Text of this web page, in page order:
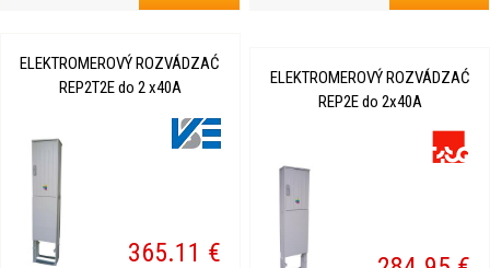
ELEKTROMEROVÝ ROZVÁDZAĆ
REP2T2E do 2 x40A
365.11 €
ELEKTROMEROVÝ ROZVÁDZAĆ
REP2E do 2x40A